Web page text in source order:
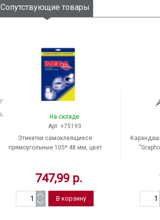
Сопутствующие товары
На складе
Арт. +75193
Этикетки самоклеящиеся
прямоугольные 105* 48 мм, цвет
Россия
747,99 р.